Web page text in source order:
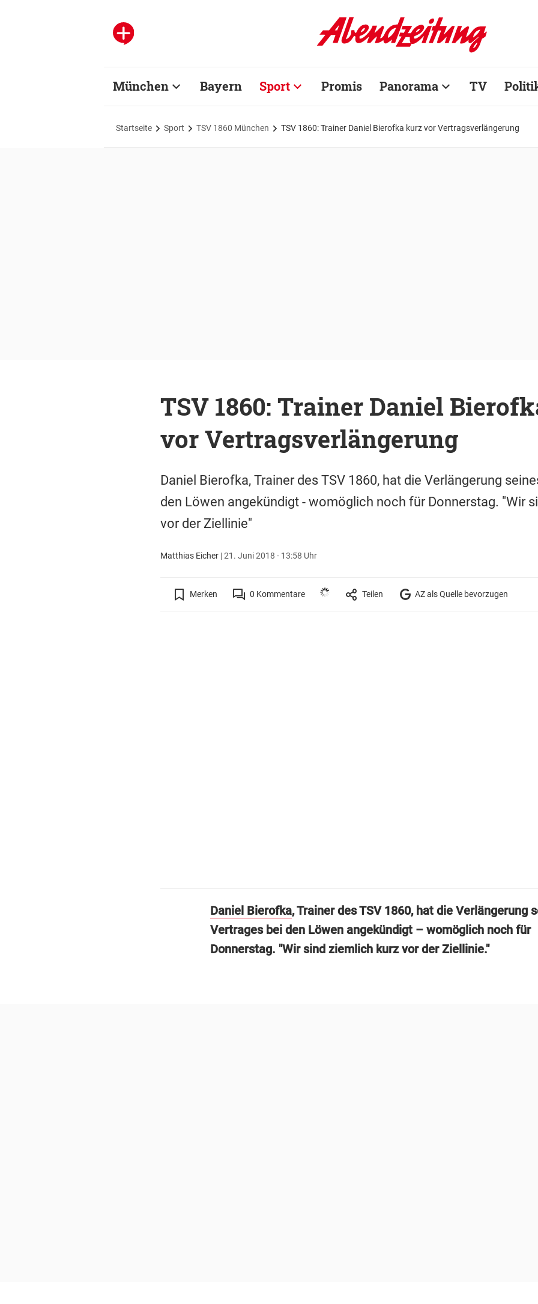
München Bayern Sport Promis Panorama TV
Startseite Sport TSV 1860 München TSV 1860: Trainer Daniel Bierofka kurz vor Vertragsverlängerung
TSV 1860: Trainer Daniel
vor Vertragsverlängerung
Daniel Bierofka, Trainer des TSV 1860, hat die Verlängerung
den Löwen angekündigt - womöglich noch für Donnerstag. "Wir
vor der Ziellinie"
Matthias Eicher|21. Juni 2018 - 13:58 Uhr
Merken 0 Kommentare Teilen AZ als Quelle bevorzugen
Daniel Bierofka, Trainer des TSV 1860, hat die Verlängerung
Vertrages bei den Löwen angekündigt – womöglich noch für
Donnerstag. "Wir sind ziemlich kurz vor der Ziellinie."